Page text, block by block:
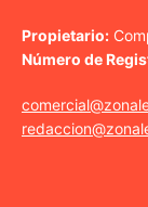
Propietario:
Número de